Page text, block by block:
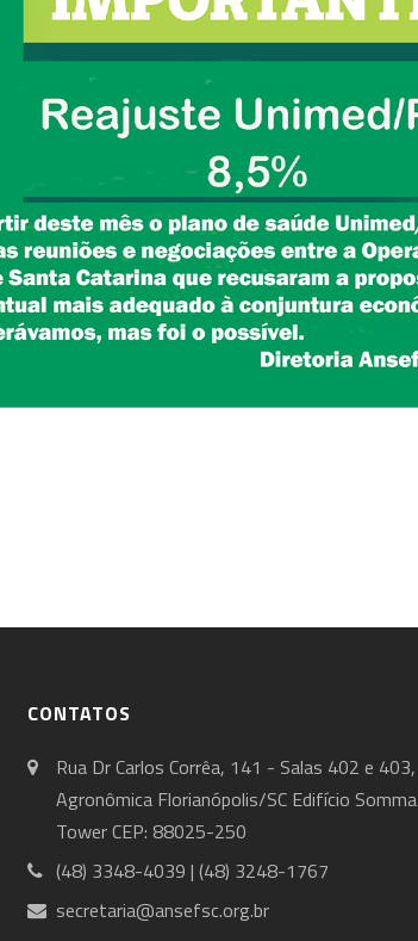
CONTATOS
Rua Dr Carlos Corrêa, 141 - Salas 402 e 403,
Agronômica Florianópolis/SC Edifício Somma
Tower CEP: 88025-250
(48) 3348-4039 | (48) 3248-1767
secretaria@ansefsc.org.br